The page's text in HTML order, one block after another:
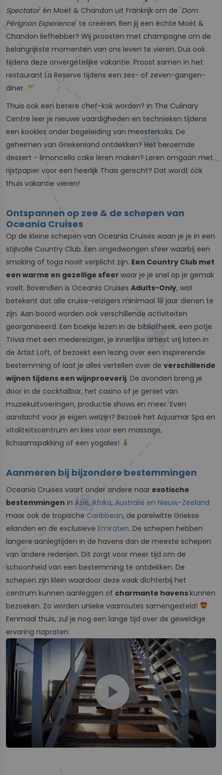
Spectator' én Moët & Chandon uit Frankrijk om de 'Dom
Pérignon Experience' te creëren. Ben jij een échte Moët &
Chandon liefhebber? Wij proosten met champagne om de
belangrijkste momenten van ons leven te vieren. Dus ook
tijdens deze onvergetelijke vakantie. Proost samen in het
restaurant La Reserve tijdens een zes- of zeven-gangen-
diner.
Thuis ook een betere chef-kok worden? In The Culinary
Centre leer je nieuwe vaardigheden en technieken tijdens
een kookles onder begeleiding van meesterkoks. De
geheimen van Griekenland ontdekken? Het beroemde
dessert - limoncello cake leren maken? Leren omgaan met
rijstpapier voor een heerlijk Thais gerecht? Dat wordt óók
thuis vakantie vieren!
Ontspannen op zee & de schepen van
Oceania Cruises
Op de kleine schepen van Oceania Cruises waan je je in een
stijlvolle Country Club. Een ongedwongen sfeer waarbij een
smoking of toga nooit verplicht zijn. Een Country Club met
een warme en gezellige sfeer waar je je snel op je gemak
voelt. Bovendien is Oceania Cruises Adults-Only, wat
betekent dat alle cruise-reizigers minimaal 18 jaar dienen te
zijn. Aan boord worden ook verschillende activiteiten
georganiseerd. Een boekje lezen in de bibliotheek, een potje
Trivia met een medereiziger, je innerlijke artiest vrij laten in
de Artist Loft, of bezoekt een lezing over een inspirerende
bestemming of laat je alles vertellen over de verschillende
wijnen tijdens een wijnproeverij. De avonden breng je
door in de cocktailbar, het casino of je geniet van
muziekuitvoeringen, productie shows en meer. Even
aandacht voor je eigen welzijn? Bezoek het Aquamar Spa en
vitaliteitscentrum en kies voor een massage,
lichaamspakking of een yogales!
Aanmeren bij bijzondere bestemmingen
Oceania Cruises vaart onder andere naar exotische
bestemmingen in Azië, Afrika, Australië en Nieuw-Zeeland
maar ook de tropische Caribbean, de parelwitte Griekse
eilanden en de exclusieve Emiraten. De schepen hebben
langere aanlegtijden in de havens dan de meeste schepen
van andere rederijen. Dit zorgt voor meer tijd om de
schoonheid van een bestemming te ontdekken. De
schepen zijn klein waardoor deze vaak dichterbij het
centrum kunnen aanleggen of charmante havenskunnen
bezoeken. Zo worden unieke vaarroutes samengesteld!
Eenmaal thuis, zul je nog een lange tijd over de geweldige
ervaring napraten.
play_circle